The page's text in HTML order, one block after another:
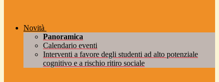
Novità
Panoramica
Calendario eventi
Interventi a favore degli studenti ad alto potenziale
cognitivo e a rischio ritiro sociale